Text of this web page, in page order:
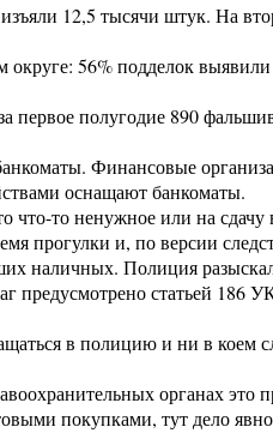
12,5 тысячи штук. На
56% подделок
первое полугодие 890
Финансовые
оснащают банкоматы.
то ненужное или на
и, по версии
наличных. Полиция
предусмотрено статьей
в полицию и ни в коем
органах
покупками, тут дело